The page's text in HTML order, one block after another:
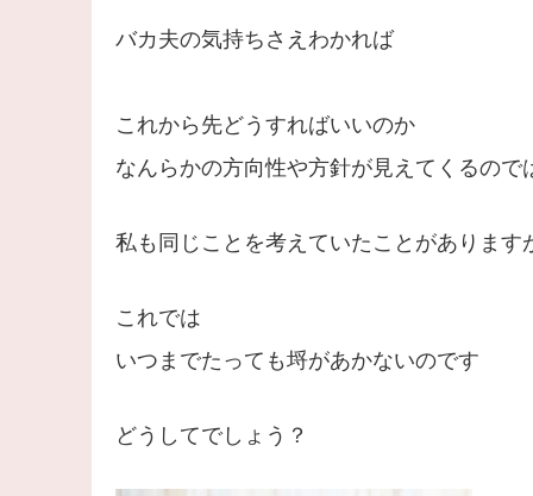
バカ夫の気持ちさえわかれば
これから先どうすればいいのか
なんらかの方向性や方針が見えてくるの
私も同じことを考えていたことがあります
これでは
いつまでたっても埒があかないのです
どうしてでしょう？